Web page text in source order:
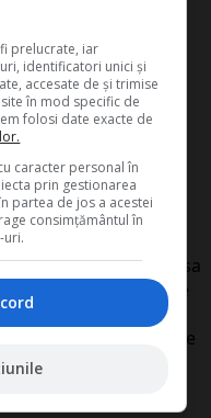
Conta
este alcatuita din
dovedita pe
contabilitate si
si-a propus sa
interesant si bine
pentru cititori. Va
legislativa cu care
prelucrate, iar
identificatori unici și
accesate de și trimise
în mod specific de
folosi date exacte de
caracter personal în
prin gestionarea
partea de jos a acestei
consimțământul în
uri.